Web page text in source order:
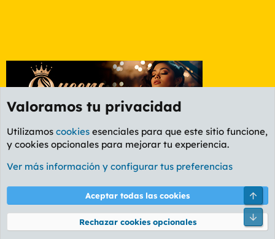
Foro General
Cookies
PL OLDSTYLE AMARILLO
Términos y reglas Política de privacidad Ayuda
Community platform by XenForo® © 2010-2026 XenForo Ltd.
Valoramos tu privacidad
Utilizamos cookies esenciales para que este sitio funcione,
y cookies opcionales para mejorar tu experiencia.
Ver más información y configurar tus preferencias
Aceptar todas las cookies
Rechazar cookies opcionales
Pie